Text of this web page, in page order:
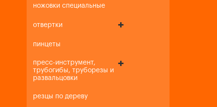
ножовки специальные
отвертки
пинцеты
пресс-инструмент,
трубогибы, труборезы и
развальцовки
резцы по дереву